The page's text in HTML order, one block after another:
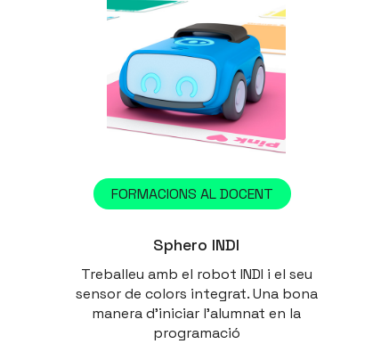
FORMACIONS AL DOCENT
Sphero INDI
Treballeu amb el robot INDI i el seu
sensor de colors integrat. Una bona
manera d'iniciar l'alumnat en la
programació